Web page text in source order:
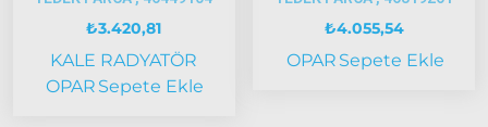
Bravo
2007-2014
Marea
₺3.420,81
KALE RADYATÖR
OPAR Sepete Ekle
₺4.055,54
OPAR Sepete Ekle